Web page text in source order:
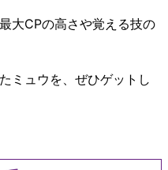
大CPの高さや覚える技の
ミュウを、ぜひゲットし